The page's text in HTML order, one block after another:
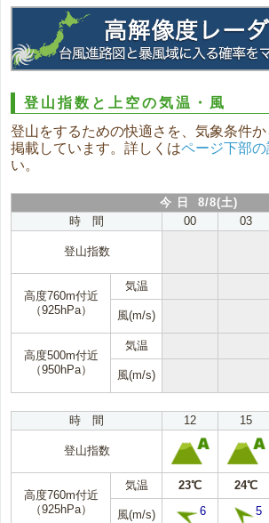
登山指数と上空の気温・風
登山をするための快適さを、気象条件
掲載しています。詳しくはページ下部の
い。
今 日 8/8(土)
時 間
00 03
登山指数
高度760m付近
（925hPa）
気温
風(m/s)
高度500m付近
（950hPa）
気温
風(m/s)
時 間 12 15
登山指数
高度760m付近
（925hPa）
気温 23℃ 24℃
風(m/s) 6 5